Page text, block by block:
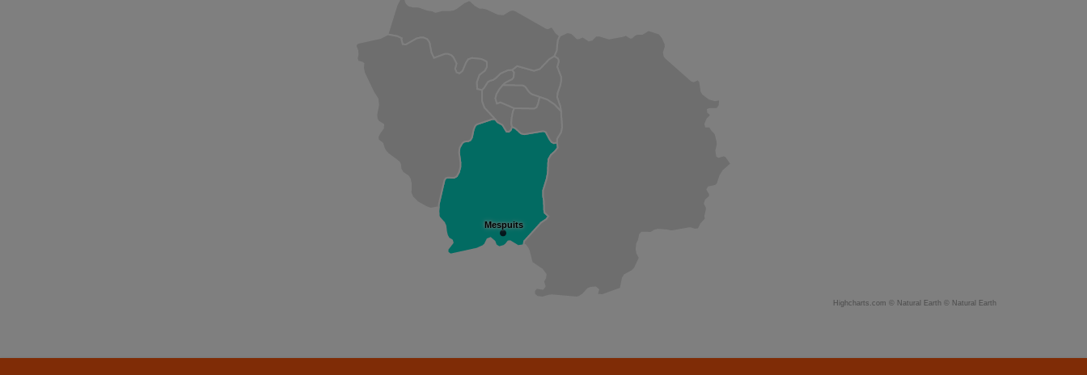
Mespuits
Highcharts.com © Natural Earth © Natural Earth